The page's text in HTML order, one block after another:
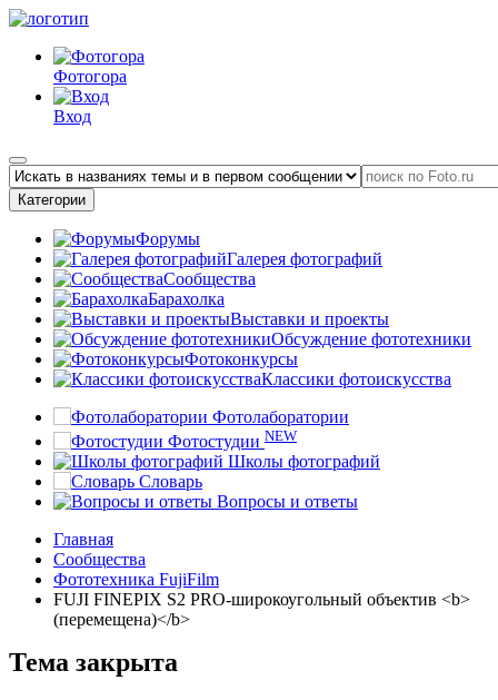
Фотогора
Вход
Категории
Форумы
Галерея фотографий
Сообщества
Барахолка
Выставки и проекты
Обсуждение фототехники
Фотоконкурсы
Классики фотоискусства
Фотолаборатории
Фотостудии NEW
Школы фотографий
Словарь
Вопросы и ответы
Главная
Сообщества
Фототехника FujiFilm
FUJI FINEPIX S2 PRO-широкоугольный объектив <b>
(перемещена)</b>
Тема закрыта